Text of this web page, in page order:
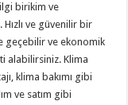
birikim ve
ve güvenilir bir
geçebilir ve ekonomik
alabilirsiniz. Klima
klima bakımı gibi
ve satım gibi